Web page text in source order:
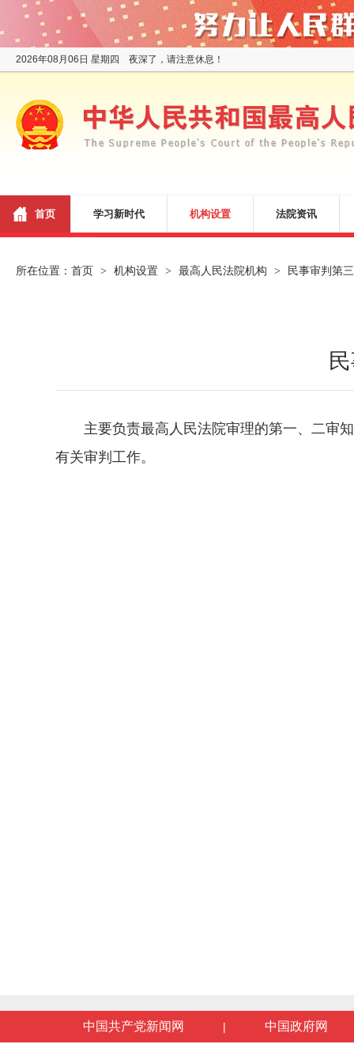
2026年08月06日 星期四 夜深了，请注意休息！
首页 学习新时代 机构设置 法院资讯
所在位置： 首页 > 机构设置 > 最高人民法院机构 > 民事审判第
主要负责最高人民法院审理的第一、二审
有关审判工作。
中国共产党新闻网 | 中国政府网